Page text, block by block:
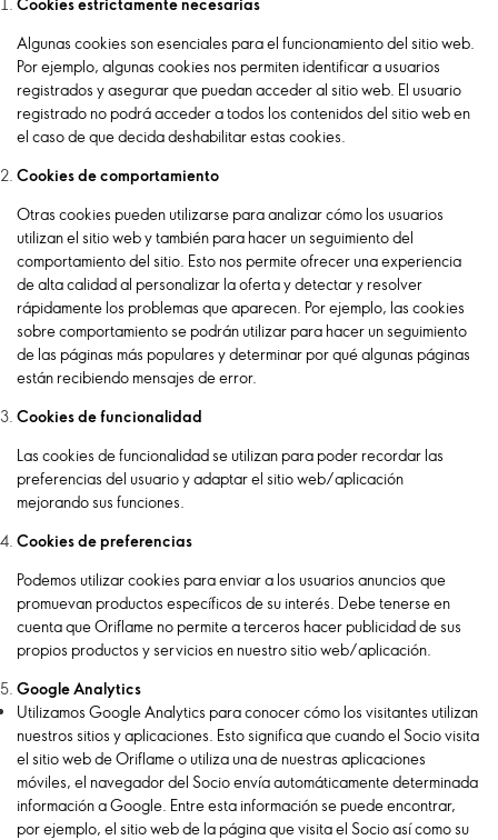
Algunas cookies son esenciales para el funcionamiento del sitio web.
Por ejemplo, algunas cookies nos permiten identificar a usuarios
registrados y asegurar que puedan acceder al sitio web. El usuario
registrado no podrá acceder a todos los contenidos del sitio web en
el caso de que decida deshabilitar estas cookies.
Cookies de comportamiento
Otras cookies pueden utilizarse para analizar cómo los usuarios
utilizan el sitio web y también para hacer un seguimiento del
comportamiento del sitio. Esto nos permite ofrecer una experiencia
de alta calidad al personalizar la oferta y detectar y resolver
rápidamente los problemas que aparecen. Por ejemplo, las cookies
sobre comportamiento se podrán utilizar para hacer un seguimiento
de las páginas más populares y determinar por qué algunas páginas
están recibiendo mensajes de error.
Cookies de funcionalidad
Las cookies de funcionalidad se utilizan para poder recordar las
preferencias del usuario y adaptar el sitio web/aplicación
mejorando sus funciones.
Cookies de preferencias
Podemos utilizar cookies para enviar a los usuarios anuncios que
promuevan productos específicos de su interés. Debe tenerse en
cuenta que Oriflame no permite a terceros hacer publicidad de sus
propios productos y servicios en nuestro sitio web/aplicación.
Google Analytics
Utilizamos Google Analytics para conocer cómo los visitantes utilizan
nuestros sitios y aplicaciones. Esto significa que cuando el Socio visita
el sitio web de Oriflame o utiliza una de nuestras aplicaciones
móviles, el navegador del Socio envía automáticamente determinada
información a Google. Entre esta información se puede encontrar,
por ejemplo, el sitio web de la página que visita el Socio así como su